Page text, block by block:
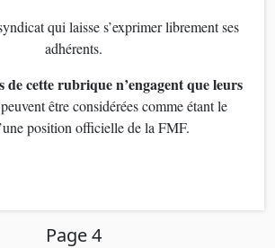
qui laisse s’exprimer librement ses
adhérents.
de cette rubrique n’engagent que leurs
être considérées comme étant le
position officielle de la FMF.
Page 4